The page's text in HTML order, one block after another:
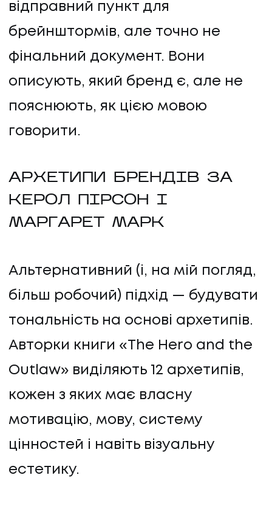
відправний пункт для
брейнштормів, але точно не
фінальний документ. Вони
описують, який бренд є, але не
пояснюють, як цією мовою
говорити.
АРХЕТИПИ БРЕНДІВ ЗА
КЕРОЛ ПІРСОН І
МАРГАРЕТ МАРК
Альтернативний (і, на мій погляд,
більш робочий) підхід — будувати
тональність на основі архетипів.
Авторки книги «The Hero and the
Outlaw» виділяють 12 архетипів,
кожен з яких має власну
мотивацію, мову, систему
цінностей і навіть візуальну
естетику.
НАПИСАТИ НАМ